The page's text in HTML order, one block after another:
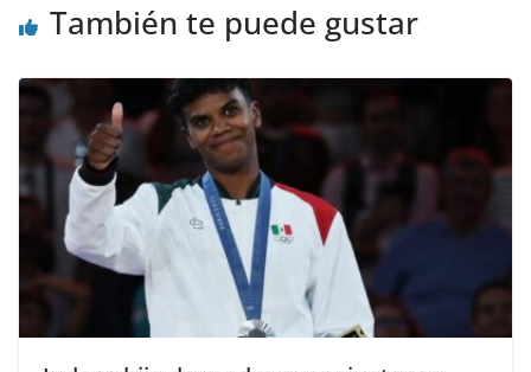
También te puede gustar